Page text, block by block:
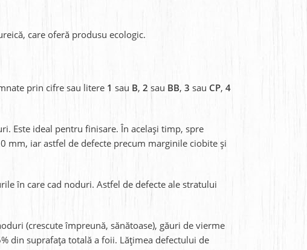
care oferă produsu ecologic.
prin cifre sau litere 1 sau B, 2 sau BB, 3 sau CP, 4
Este ideal pentru finisare. În același timp, spre
mm, iar astfel de defecte precum marginile ciobite și
în care cad noduri. Astfel de defecte ale stratului
(crescute împreună, sănătoase), găuri de vierme
din suprafața totală a foii. Lățimea defectului de